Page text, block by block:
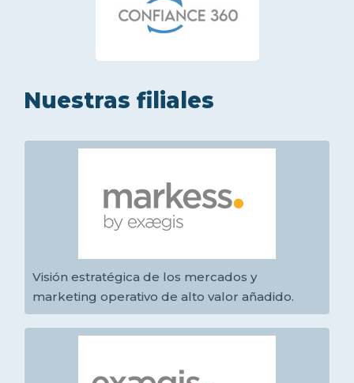
Nuestras filiales
Visión estratégica de los mercados y
marketing operativo de alto valor añadido.